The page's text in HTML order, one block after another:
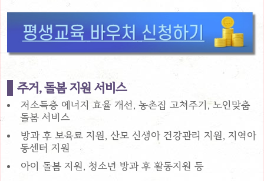
주거, 돌봄 지원 서비스
저소득층 에너지 효율 개선, 농촌집 고쳐주기, 노인맞춤
돌봄 서비스
방과 후 보육료 지원, 산모 신생아 건강관리 지원, 지역아
동센터 지원
아이 돌봄 지원, 청소년 방과 후 활동지원 등